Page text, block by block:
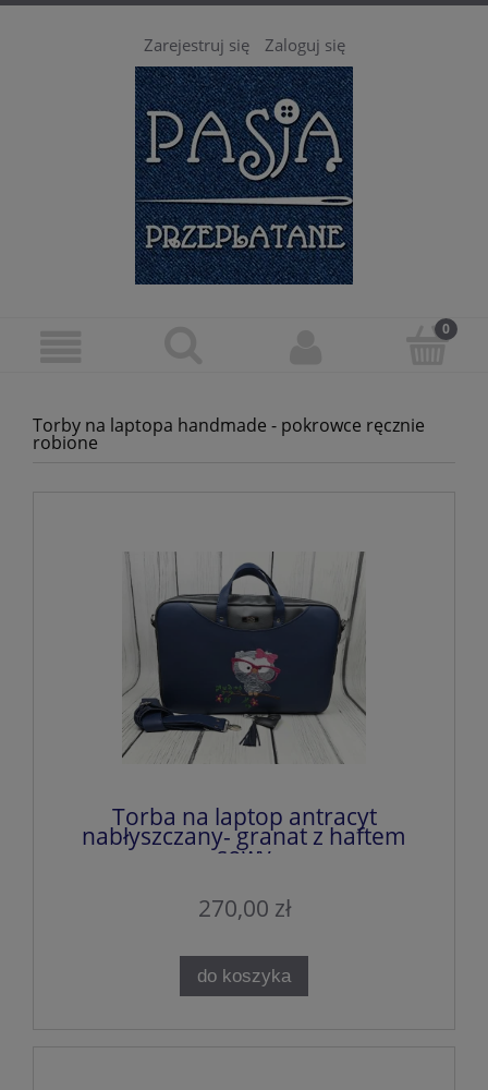
Zarejestruj się Zaloguj się
Torby na laptopa handmade - pokrowce ręcznie
robione
Torba na laptop antracyt
nabłyszczany- granat z haftem
sowy
270,00 zł
do koszyka